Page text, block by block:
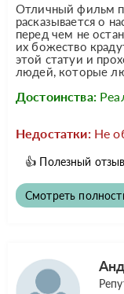
Отличный фильм
расказывается о
перед чем не
их божество
этой статуи и
людей, которые
Достоинства:
Недостатки: Не
👍 Полезный отзыв
Смотреть